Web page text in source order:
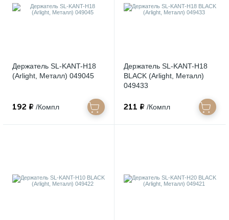
Держатель SL-KANT-H18
(Arlight, Металл) 049045
192 ₽ /Компл
Держатель SL-KANT-H18
BLACK (Arlight, Металл)
049433
211 ₽ /Компл